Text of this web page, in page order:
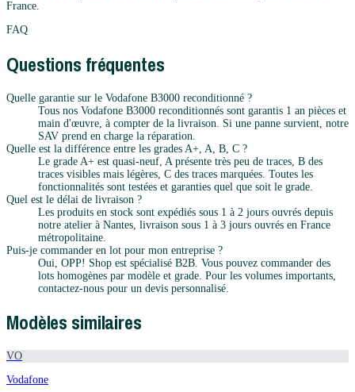
France.
FAQ
Questions fréquentes
Quelle garantie sur le Vodafone B3000 reconditionné ?
Tous nos Vodafone B3000 reconditionnés sont garantis 1 an pièces et
main d'œuvre, à compter de la livraison. Si une panne survient, notre
SAV prend en charge la réparation.
Quelle est la différence entre les grades A+, A, B, C ?
Le grade A+ est quasi-neuf, A présente très peu de traces, B des
traces visibles mais légères, C des traces marquées. Toutes les
fonctionnalités sont testées et garanties quel que soit le grade.
Quel est le délai de livraison ?
Les produits en stock sont expédiés sous 1 à 2 jours ouvrés depuis
notre atelier à Nantes, livraison sous 1 à 3 jours ouvrés en France
métropolitaine.
Puis-je commander en lot pour mon entreprise ?
Oui, OPP! Shop est spécialisé B2B. Vous pouvez commander des
lots homogènes par modèle et grade. Pour les volumes importants,
contactez-nous pour un devis personnalisé.
Modèles similaires
VO
Vodafone